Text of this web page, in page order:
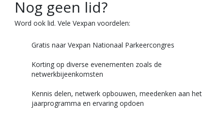
Nog geen lid?
Word ook lid. Vele Vexpan voordelen:
Gratis naar Vexpan Nationaal Parkeercongres
Korting op diverse evenementen zoals de
netwerkbijeenkomsten
Kennis delen, netwerk opbouwen, meedenken aan het
jaarprogramma en ervaring opdoen